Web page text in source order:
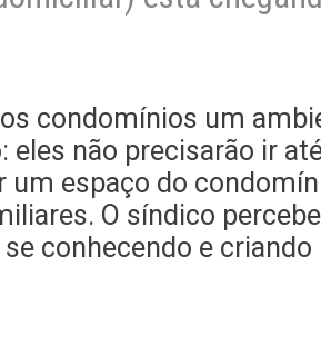
condomínios um
não precisarão ir
espaço do
O síndico
conhecendo e